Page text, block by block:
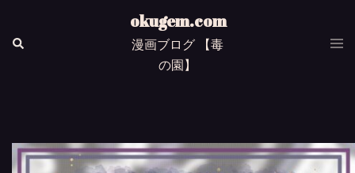
content
Search
okugem.com
漫画ブログ 【毒
の園】